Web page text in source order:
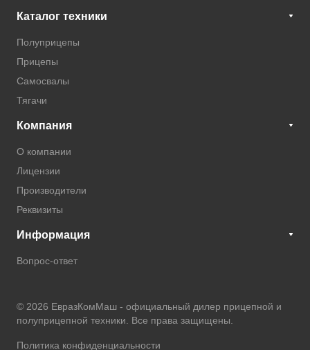
Каталог техники
Полуприцепы
Прицепы
Самосвалы
Тягачи
Компания
О компании
Лицензии
Производители
Реквизиты
Информация
Вопрос-ответ
© 2026 ЕвразКомМаш - официальный дилер прицепной и
полуприцепной техники . Все права защищены.
Политика конфиденциальности